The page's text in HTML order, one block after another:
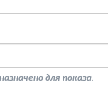
для показа.